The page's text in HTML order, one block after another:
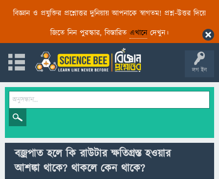
বিজ্ঞান ও প্রযুক্তির প্রশ্নোত্তর দুনিয়ায় আপনাকে স্বাগতম! প্রশ্ন-উত্তর দিয়ে
জিতে নিন পুরস্কার, বিস্তারিত এখানেদেখুন।
লগ ইন
বজ্রপাত হলে কি রাউটার ক্ষতিগ্রস্ত হওয়ার
আশঙ্কা থাকে? থাকলে কেন থাকে?